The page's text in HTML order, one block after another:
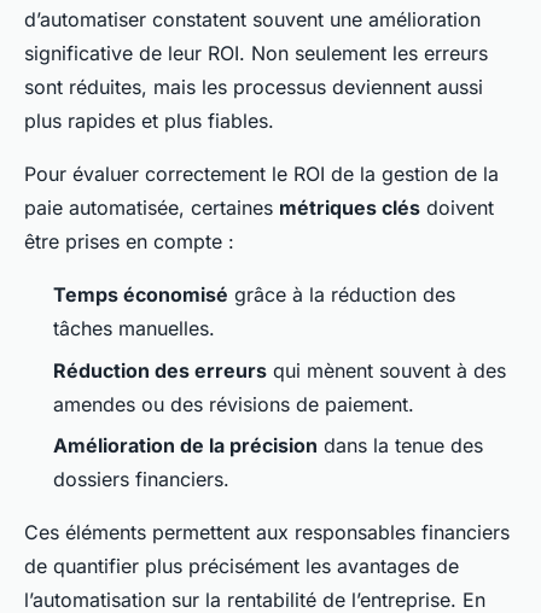
d’automatiser constatent souvent une amélioration
significative de leur ROI. Non seulement les erreurs
sont réduites, mais les processus deviennent aussi
plus rapides et plus fiables.
Pour évaluer correctement le ROI de la gestion de la
paie automatisée, certaines métriques clés doivent
être prises en compte :
Temps économisé grâce à la réduction des
tâches manuelles.
Réduction des erreurs qui mènent souvent à des
amendes ou des révisions de paiement.
Amélioration de la précision dans la tenue des
dossiers financiers.
Ces éléments permettent aux responsables financiers
de quantifier plus précisément les avantages de
l’automatisation sur la rentabilité de l’entreprise. En